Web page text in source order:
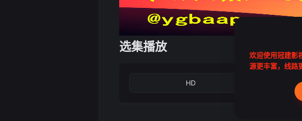
选集播放
HD
欢迎使用冠建
源更丰富，线路